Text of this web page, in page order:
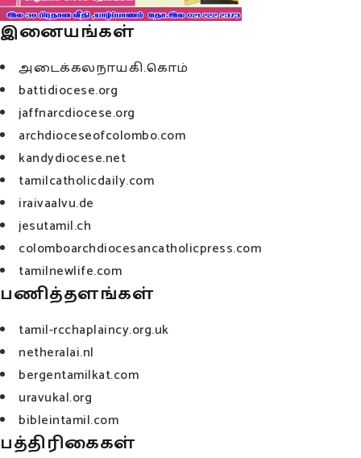
இனையங்கள்
அடைக்கலநாயகி.கொம்
battidiocese.org
jaffnarcdiocese.org
archdioceseofcolombo.com
kandydiocese.net
tamilcatholicdaily.com
iraivaalvu.de
jesutamil.ch
colomboarchdiocesancatholicpress.com
tamilnewlife.com
பணித்தளங்கள்
tamil-rcchaplaincy.org.uk
netheralai.nl
bergentamilkat.com
uravukal.org
bibleintamil.com
பத்திரிகைகள்